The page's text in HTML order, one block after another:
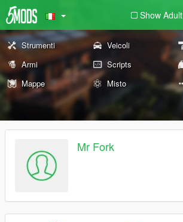
Show Adult
Strumenti Veicoli
Armi
Scripts
Mappe
Misto
Mr Fork